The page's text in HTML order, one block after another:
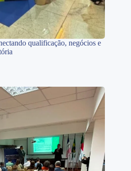
qualificação, negócios e